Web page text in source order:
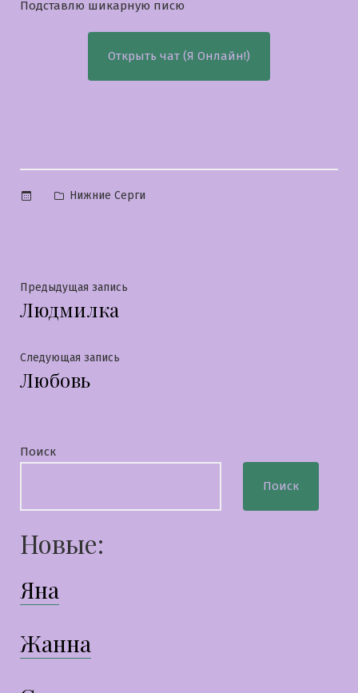
Подставлю шикарную писю
Открыть чат (Я Онлайн!)
Опубликовано
Нижние Серги
Навигация
по
записям
Предыдущая запись
Людмилка
Следующая запись
Любовь
Поиск
Поиск
Новые:
Яна
Жанна